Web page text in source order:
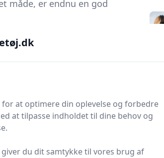
måde, er endnu en god
rum, så giver
som du højest sandsynlig
generte og folk med alle
i forhold til f.eks. at
at optimere din oplevelse og forbedre
at tilpasse indholdet til dine behov og
du dit samtykke til vores brug af